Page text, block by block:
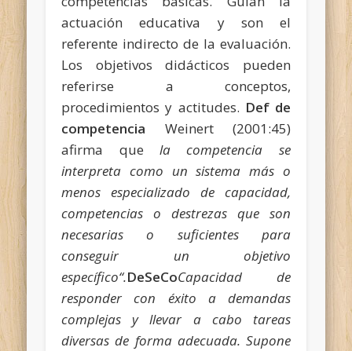
actuación educativa y son el
referente indirecto de la evaluación.
Los objetivos didácticos pueden
referirse a conceptos,
procedimientos y actitudes. Def de
competencia Weinert (2001:45)
afirma que la competencia se
interpreta como un sistema más o
menos especializado de capacidad,
competencias o destrezas que son
necesarias o suficientes para
conseguir un objetivo
específico“.DeSeCoCapacidad de
responder con éxito a demandas
complejas y llevar a cabo tareas
diversas de forma adecuada. Supone